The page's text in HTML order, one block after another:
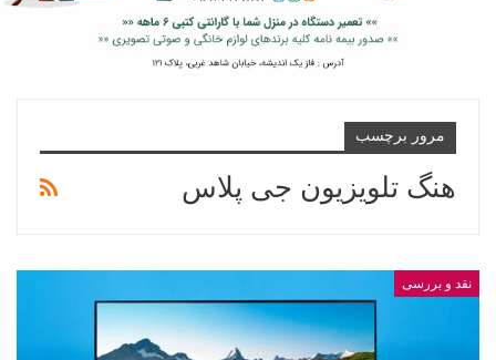
مرور برچسب
هنگ تلویزیون جی پلاس
نقد و بررسی